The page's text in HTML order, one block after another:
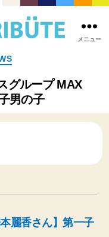
メニュー
グループ MAX
男の子
麗香さん】第一子